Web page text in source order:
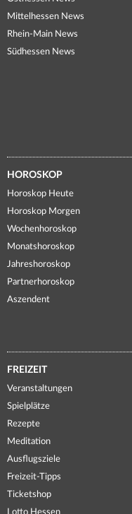
Mittelhessen News
Rhein-Main News
Südhessen News
HOROSKOP
Horoskop Heute
Horoskop Morgen
Wochenhoroskop
Monatshoroskop
Jahreshoroskop
Partnerhoroskop
Aszendent
FREIZEIT
Veranstaltungen
Spielplätze
Rezepte
Meditation
Ausflugsziele
Freizeit-Tipps
Ticketshop
Lotto Hessen